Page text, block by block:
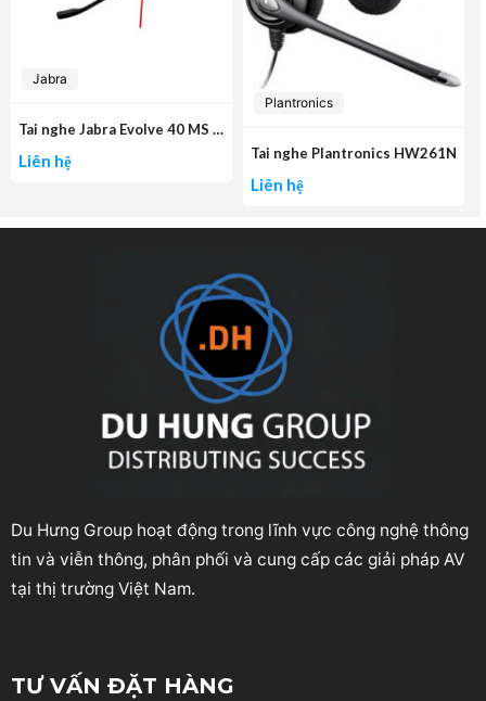
Jabra
Tai nghe Jabra Evolve 40 MS mono
Liên hệ
Plantronics
Tai nghe Plantronics HW261N
Liên hệ
Du Hưng Group hoạt động trong lĩnh vực công nghệ thông
tin và viễn thông, phân phối và cung cấp các giải pháp AV
tại thị trường Việt Nam.
TƯ VẤN ĐẶT HÀNG